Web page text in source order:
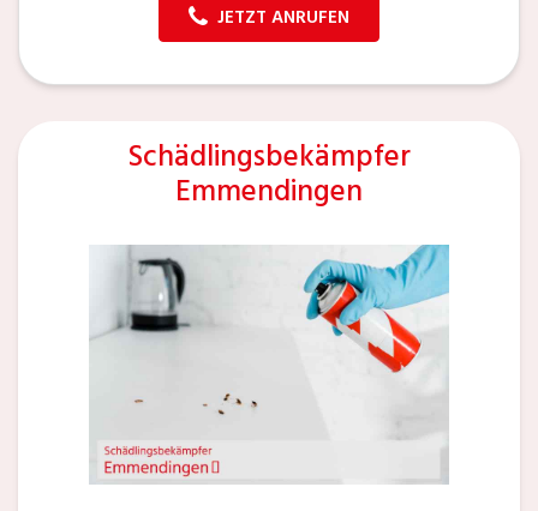
JETZT ANRUFEN
Schädlingsbekämpfer
Emmendingen